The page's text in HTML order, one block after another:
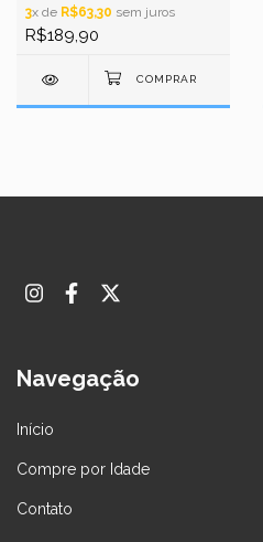
3x de R$63,30 sem juros
R$189,90
Navegação
Início
Compre por Idade
Contato